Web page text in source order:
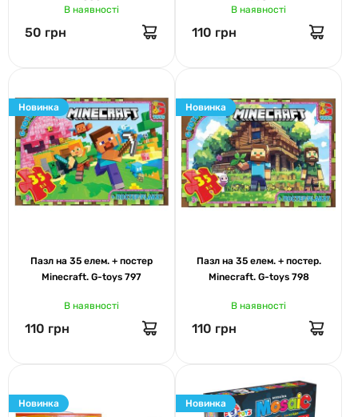
В наявності
50 грн
В наявності
110 грн
Новинка
Пазл на 35 елем. + постер
Minecraft. G-toys 797
В наявності
110 грн
Новинка
Пазл на 35 елем. + постер.
Minecraft. G-toys 798
В наявності
110 грн
Новинка Новинка